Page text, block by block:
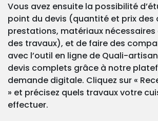
Vous avez ensuite la possibilité
point du devis (quantité et prix des
prestations, matériaux
des travaux), et de faire des
avec l’outil en ligne de Quali-
devis complets grâce à notre
demande digitale. Cliquez sur «
» et précisez quels travaux votre
effectuer.